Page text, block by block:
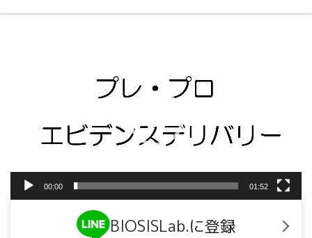
00:00 01:52
BIOSISLab.に登録